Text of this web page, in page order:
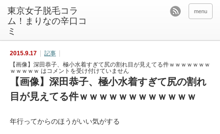
東京女子脱毛コラ
ム！まりなの辛口コ
ミ
menu
2015.9.17
記事
【画像】深田恭子、極小水着すぎて尻の割れ目が見えてる件ｗｗｗｗｗｗｗ
ｗｗｗｗｗ はコメントを受け付けていません
【画像】深田恭子、極小水着すぎて尻の割れ
目が見えてる件ｗｗｗｗｗｗｗｗｗｗｗｗ
年行ってからのほうがいい気がする